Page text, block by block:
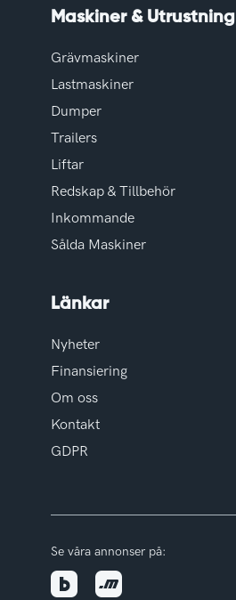
Maskiner & Utrustning
Grävmaskiner
Lastmaskiner
Dumper
Trailers
Liftar
Redskap & Tillbehör
Inkommande
Sålda Maskiner
Länkar
Nyheter
Finansiering
Om oss
Kontakt
GDPR
Se våra annonser på: